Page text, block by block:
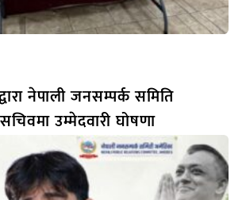
नेपाली जनसम्पर्क समिति
उम्मेदवारी घोषणा